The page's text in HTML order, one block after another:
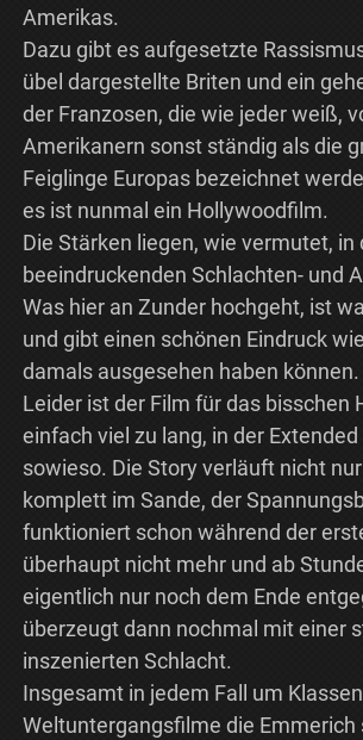
Amerikas.
Dazu gibt es aufgesetzte
übel dargestellte Briten und ein
der Franzosen, die wie jeder weiß,
Amerikanern sonst ständig als die
Feiglinge Europas bezeichnet
es ist nunmal ein Hollywoodfilm.
Die Stärken liegen, wie vermutet, in
beeindruckenden Schlachten- und
Was hier an Zunder hochgeht, ist
und gibt einen schönen Eindruck
damals ausgesehen haben können.
Leider ist der Film für das bisschen
einfach viel zu lang, in der Extended
sowieso. Die Story verläuft nicht
komplett im Sande, der
funktioniert schon während der
überhaupt nicht mehr und ab
eigentlich nur noch dem Ende
überzeugt dann nochmal mit einer
inszenierten Schlacht.
Insgesamt in jedem Fall um
Weltuntergangsfilme die Emmerich